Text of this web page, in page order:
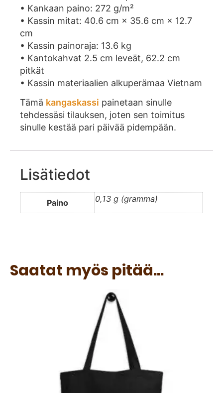
• Kankaan paino: 272 g/m²
• Kassin mitat: 40.6 cm × 35.6 cm × 12.7
cm
• Kassin painoraja: 13.6 kg
• Kantokahvat 2.5 cm leveät, 62.2 cm
pitkät
• Kassin materiaalien alkuperämaa Vietnam
Tämä kangaskassi painetaan sinulle
tehdessäsi tilauksen, joten sen toimitus
sinulle kestää pari päivää pidempään.
Lisätiedot
Paino 0,13 g (gramma)
Saatat myös pitää...